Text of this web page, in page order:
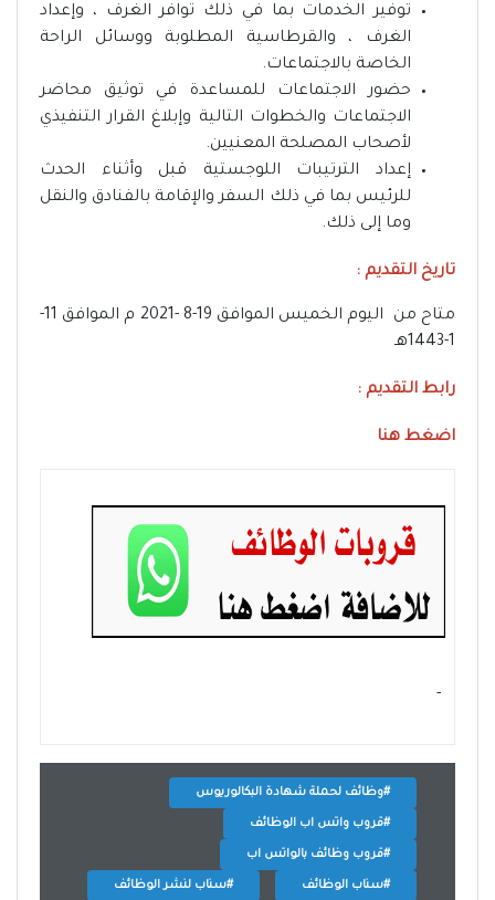
توفير الخدمات بما في ذلك توافر الغرف ، وإعداد
الغرف ، والقرطاسية المطلوبة ووسائل الراحة
الخاصة بالاجتماعات.
حضور الاجتماعات للمساعدة في توثيق محاضر
الاجتماعات والخطوات التالية وإبلاغ القرار التنفيذي
لأصحاب المصلحة المعنيين.
إعداد الترتيبات اللوجستية قبل وأثناء الحدث
للرئيس بما في ذلك السفر والإقامة بالفنادق والنقل
وما إلى ذلك.
تاريخ التقديم :
متاح من اليوم الخميس الموافق 19-8 -2021 م الموافق 11-
1-1443هـ
رابط التقديم :
اضغط هنا
- ‏
#وظائف لحملة شهادة البكالوريوس
#قروب واتس اب الوظائف
#قروب وظائف بالواتس اب
#سناب الوظائف #سناب لنشر الوظائف